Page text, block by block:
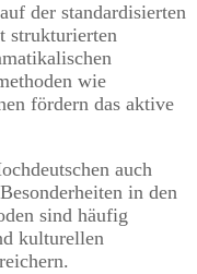
der standardisierten
strukturierten
wie
fördern das aktive
auch
in den
sind häufig
kulturellen